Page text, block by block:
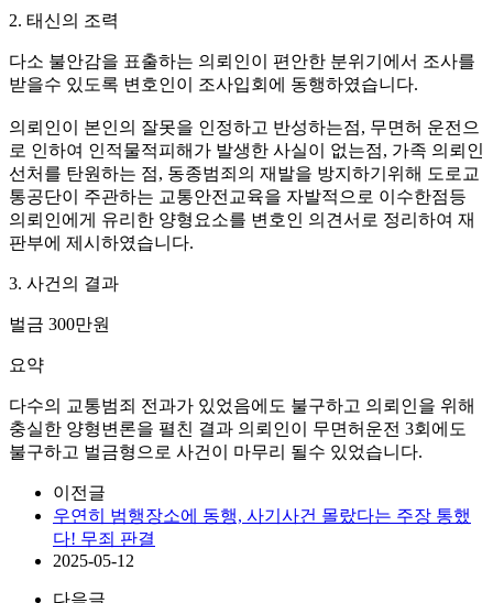
2. 태신의 조력
다소 불안감을 표출하는 의뢰인이 편안한 분위기에서 조사를
받을수 있도록 변호인이 조사입회에 동행하였습니다.
의뢰인이 본인의 잘못을 인정하고 반성하는점, 무면허 운전으
로 인하여 인적물적피해가 발생한 사실이 없는점, 가족 의뢰인
선처를 탄원하는 점, 동종범죄의 재발을 방지하기위해 도로교
통공단이 주관하는 교통안전교육을 자발적으로 이수한점등
의뢰인에게 유리한 양형요소를 변호인 의견서로 정리하여 재
판부에 제시하였습니다.
3. 사건의 결과
벌금 300만원
요약
다수의 교통범죄 전과가 있었음에도 불구하고 의뢰인을 위해
충실한 양형변론을 펼친 결과 의뢰인이 무면허운전 3회에도
불구하고 벌금형으로 사건이 마무리 될수 있었습니다.
이전글
우연히 범행장소에 동행, 사기사건 몰랐다는 주장 통했
다! 무죄 판결
2025-05-12
다음글